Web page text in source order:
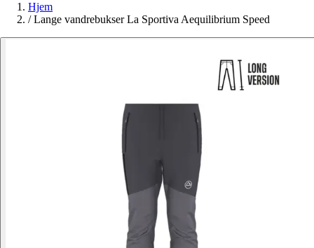
Hjem
/ Lange vandrebukser La Sportiva Aequilibrium Speed